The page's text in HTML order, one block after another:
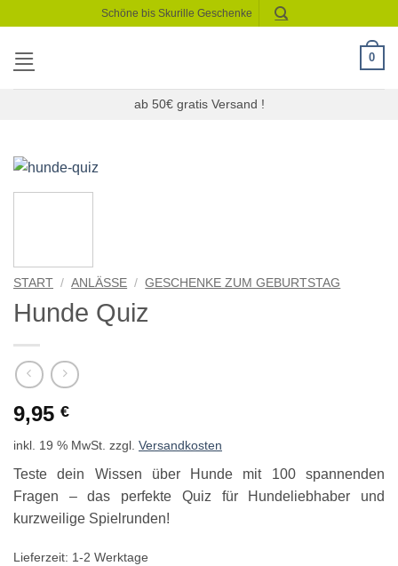
springen
Schöne bis Skurille Geschenke
0
ab 50€ gratis Versand !
START / ANLÄSSE / GESCHENKE ZUM GEBURTSTAG
Hunde Quiz
9,95 €
inkl. 19 % MwSt. zzgl. Versandkosten
Teste dein Wissen über Hunde mit 100 spannenden
Fragen – das perfekte Quiz für Hundeliebhaber und
kurzweilige Spielrunden!
Lieferzeit: 1-2 Werktage